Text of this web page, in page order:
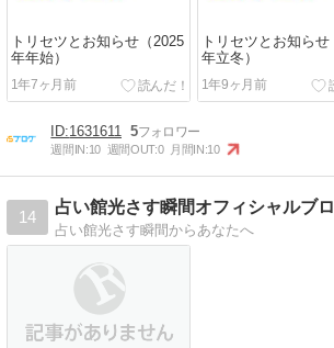
トリセツとお知らせ（2025
年年始）
1年7ヶ月前
トリセツとお知らせ
年立冬）
1年9ヶ月前
1631611 5
週間IN:10 週間OUT:0 月間IN:10
14
占い館光さす瞬間オフィシャルブ
占い館光さす瞬間からあなたへ